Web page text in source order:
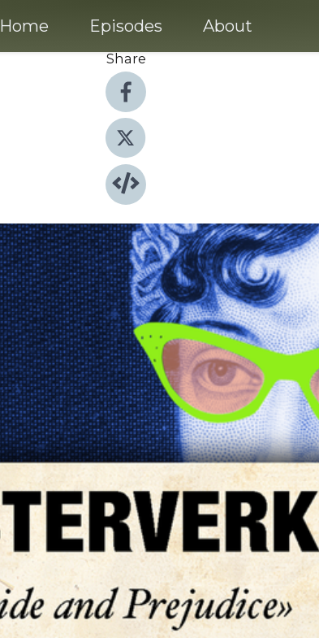
Home Episodes About
Share